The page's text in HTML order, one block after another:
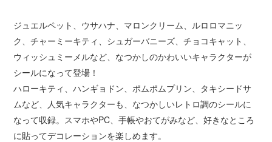
ジュエルペット、ウサハナ、マロンクリーム、ルロロマニッ
ク、チャーミーキティ、シュガーバニーズ、チョコキャット、
ウィッシュミーメルなど、なつかしのかわいいキャラクターが
シールになって登場！
ハローキティ、ハンギョドン、ポムポムプリン、タキシードサ
ムなど、人気キャラクターも、なつかしいレトロ調のシールに
なって収録。スマホやPC、手帳やおてがみなど、好きなところ
に貼ってデコレーションを楽しめます。